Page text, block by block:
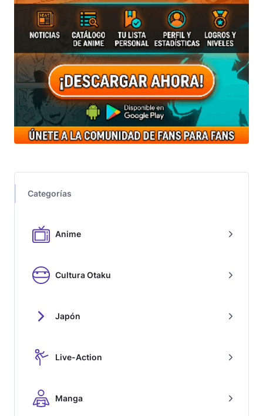
Categorías
Anime
Cultura Otaku
Japón
Live-Action
Manga